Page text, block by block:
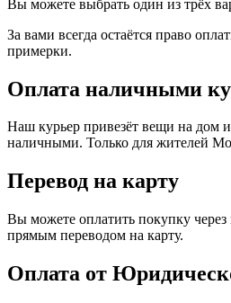
Вы можете выбрать один из трёх
За вами всегда остаётся право
примерки.
Оплата наличными
Наш курьер привезёт вещи на дом
наличными. Только для жителей
Перевод на карту
Вы можете оплатить покупку
прямым переводом на карту.
Оплата от